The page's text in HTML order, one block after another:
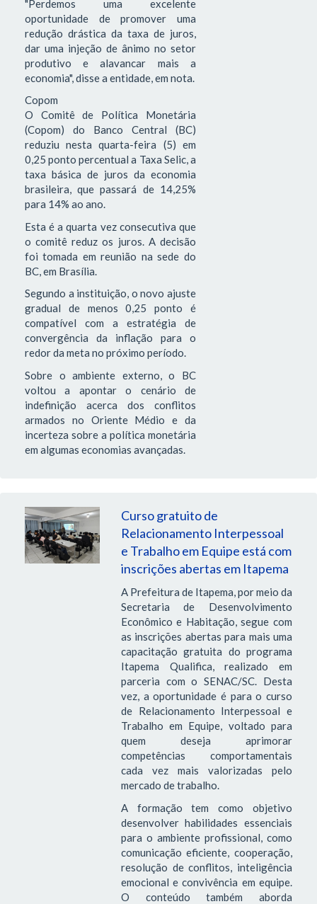
"Perdemos uma excelente
oportunidade de promover uma
redução drástica da taxa de juros,
dar uma injeção de ânimo no setor
produtivo e alavancar mais a
economia", disse a entidade, em nota.
Copom
O Comitê de Política Monetária
(Copom) do Banco Central (BC)
reduziu nesta quarta-feira (5) em
0,25 ponto percentual a Taxa Selic, a
taxa básica de juros da economia
brasileira, que passará de 14,25%
para 14% ao ano.
Esta é a quarta vez consecutiva que
o comitê reduz os juros. A decisão
foi tomada em reunião na sede do
BC, em Brasília.
Segundo a instituição, o novo ajuste
gradual de menos 0,25 ponto é
compatível com a estratégia de
convergência da inflação para o
redor da meta no próximo período.
Sobre o ambiente externo, o BC
voltou a apontar o cenário de
indefinição acerca dos conflitos
armados no Oriente Médio e da
incerteza sobre a política monetária
em algumas economias avançadas.
Curso gratuito de
Relacionamento Interpessoal
e Trabalho em Equipe está com
inscrições abertas em Itapema
A Prefeitura de Itapema, por meio da
Secretaria de Desenvolvimento
Econômico e Habitação, segue com
as inscrições abertas para mais uma
capacitação gratuita do programa
Itapema Qualifica, realizado em
parceria com o SENAC/SC. Desta
vez, a oportunidade é para o curso
de Relacionamento Interpessoal e
Trabalho em Equipe, voltado para
quem deseja aprimorar
competências comportamentais
cada vez mais valorizadas pelo
mercado de trabalho.
A formação tem como objetivo
desenvolver habilidades essenciais
para o ambiente profissional, como
comunicação eficiente, cooperação,
resolução de conflitos, inteligência
emocional e convivência em equipe.
O conteúdo também aborda